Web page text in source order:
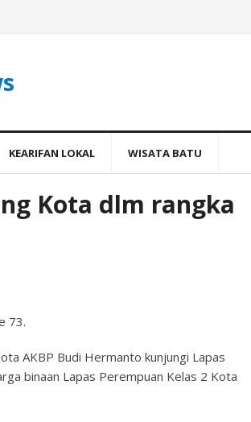
KEARIFAN LOKAL WISATA BATU
Kota dlm rangka
73.
AKBP Budi Hermanto kunjungi Lapas
binaan Lapas Perempuan Kelas 2 Kota